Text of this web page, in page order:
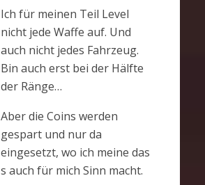
Ich für meinen Teil Level
nicht jede Waffe auf. Und
auch nicht jedes Fahrzeug.
Bin auch erst bei der Hälfte
der Ränge…
Aber die Coins werden
gespart und nur da
eingesetzt, wo ich meine das
s auch für mich Sinn macht.